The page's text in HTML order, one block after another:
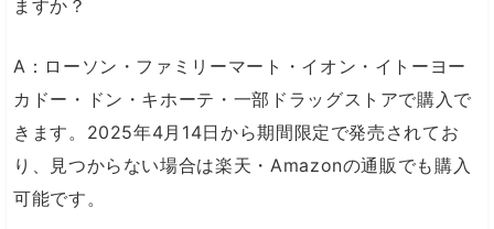
ますか？
A：ローソン・ファミリーマート・イオン・イトーヨー
カドー・ドン・キホーテ・一部ドラッグストアで購入で
きます。2025年4月14日から期間限定で発売されてお
り、見つからない場合は楽天・Amazonの通販でも購入
可能です。